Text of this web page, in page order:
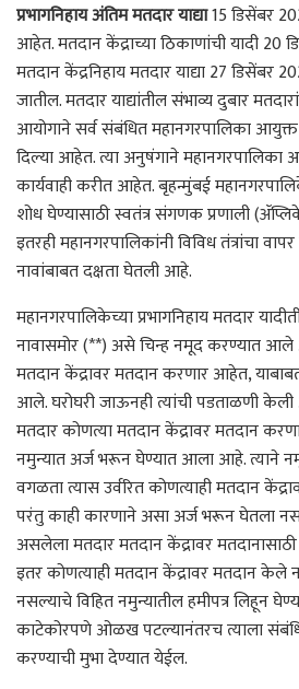
प्रभागनिहाय अंतिम मतदार याद्या15 डिसेंबर
आहेत. मतदान केंद्राच्या ठिकाणांची यादी 20
मतदान केंद्रनिहाय मतदार याद्या 27 डिसेंबर
जातील. मतदार याद्यांतील संभाव्य दुबार
आयोगाने सर्व संबंधित महानगरपालिका आयुक्त
दिल्या आहेत. त्या अनुषंगाने महानगरपालिका
कार्यवाही करीत आहेत. बृहन्मुंबई
शोध घेण्यासाठी स्वतंत्र संगणक प्रणाली
इतरही महानगरपालिकांनी विविध तंत्रांचा
नावांबाबत दक्षता घेतली आहे.
महानगरपालिकेच्या प्रभागनिहाय मतदार
नावासमोर (**) असे चिन्ह नमूद करण्यात
मतदान केंद्रावर मतदान करणार आहेत,
आले. घरोघरी जाऊनही त्यांची पडताळणी
मतदार कोणत्या मतदान केंद्रावर मतदान
नमुन्यात अर्ज भरून घेण्यात आला आहे. त्याने
वगळता त्यास उर्वरित कोणत्याही मतदान
परंतु काही कारणाने असा अर्ज भरून घेतला
असलेला मतदार मतदान केंद्रावर
इतर कोणत्याही मतदान केंद्रावर मतदान केले
नसल्याचे विहित नमुन्यातील हमीपत्र लिहून
काटेकोरपणे ओळख पटल्यानंतरच त्याला
करण्याची मुभा देण्यात येईल.